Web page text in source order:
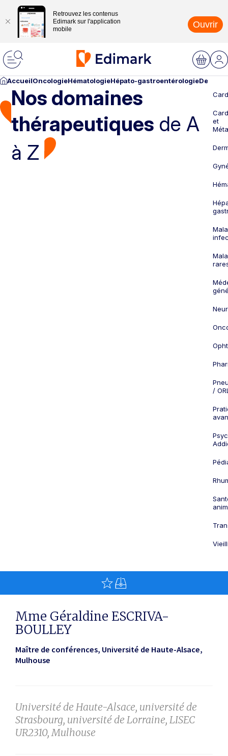
Retrouvez les contenus
Edimark sur l'application
mobile
Ouvrir
AccueilOncologieHématologieHépato-gastroentérologie
Nos domaines
thérapeutiques de A
à Z
et
/
Mme Géraldine ESCRIVA-
BOULLEY
Maître de conférences, Université de Haute-Alsace
Mulhouse
Université de Haute-Alsace, université de
Strasbourg, université de Lorraine, LISEC
UR2310, Mulhouse